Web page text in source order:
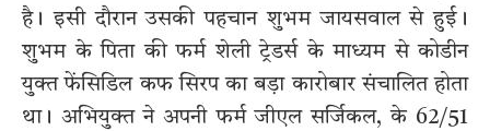
है। इसी दौरान उसकी पहचान शुभम जायसवाल से हुई।
शुभम के पिता की फर्म शेली ट्रेडर्स के माध्यम से कोडीन
युक्त फेंसिडिल कफ सिरप का बड़ा कारोबार संचालित होता
था। अभियुक्त ने अपनी फर्म जीएल सर्जिकल, के 62/51